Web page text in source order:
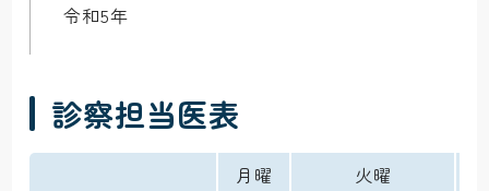
令和5年
診察担当医表
月曜 火曜